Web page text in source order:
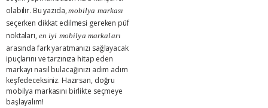
olabilir. Bu yazıda,mobilya markası
seçerken dikkat edilmesi gereken püf
noktaları, en iyi mobilya markaları
arasında fark yaratmanızı sağlayacak
ipuçlarını ve tarzınıza hitap eden
markayı nasıl bulacağınızı adım adım
keşfedeceksiniz. Hazırsan, doğru
mobilya markasını birlikte seçmeye
başlayalım!